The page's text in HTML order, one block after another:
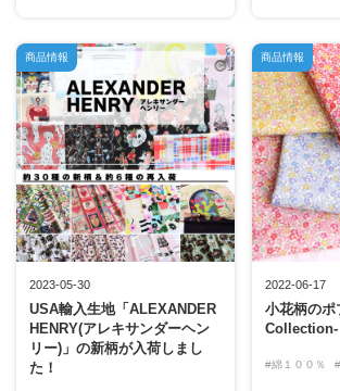
2023-05-30
USA輸入生地「ALEXANDER
HENRY(アレキサンダーヘン
リー)」の新柄が入荷しまし
た！
商品情報
2022-06-17
小花柄の
Collection-
#綿１００％
商品情報